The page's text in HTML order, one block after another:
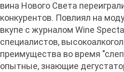
вина Нового Света
конкурентов. Повлиял на
вкупе с журналом Wine
специалистов,
преимущества во время
опытные, знающие